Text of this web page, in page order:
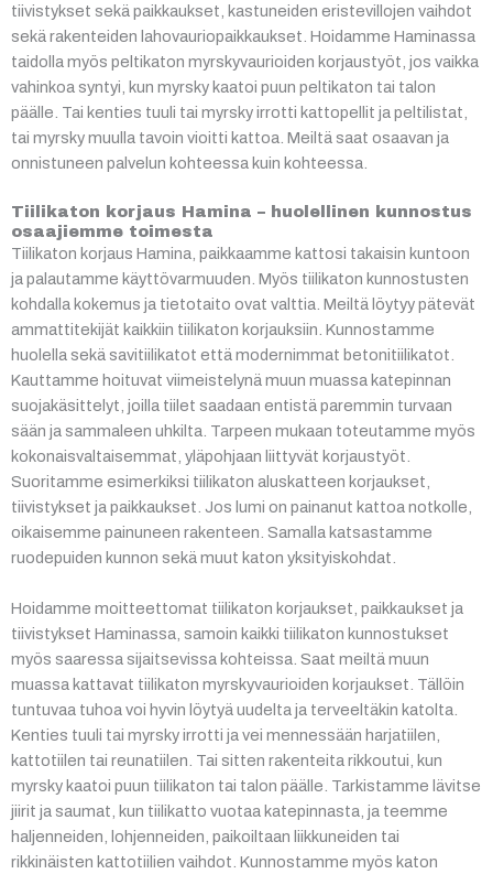
tiivistykset sekä paikkaukset, kastuneiden eristevillojen vaihdot
sekä rakenteiden lahovauriopaikkaukset. Hoidamme Haminassa
taidolla myös peltikaton myrskyvaurioiden korjaustyöt, jos vaikka
vahinkoa syntyi, kun myrsky kaatoi puun peltikaton tai talon
päälle. Tai kenties tuuli tai myrsky irrotti kattopellit ja peltilistat,
tai myrsky muulla tavoin vioitti kattoa. Meiltä saat osaavan ja
onnistuneen palvelun kohteessa kuin kohteessa.
Tiilikaton korjaus Hamina – huolellinen kunnostus
osaajiemme toimesta
Tiilikaton korjaus Hamina, paikkaamme kattosi takaisin kuntoon
ja palautamme käyttövarmuuden. Myös tiilikaton kunnostusten
kohdalla kokemus ja tietotaito ovat valttia. Meiltä löytyy pätevät
ammattitekijät kaikkiin tiilikaton korjauksiin. Kunnostamme
huolella sekä savitiilikatot että modernimmat betonitiilikatot.
Kauttamme hoituvat viimeistelynä muun muassa katepinnan
suojakäsittelyt, joilla tiilet saadaan entistä paremmin turvaan
sään ja sammaleen uhkilta. Tarpeen mukaan toteutamme myös
kokonaisvaltaisemmat, yläpohjaan liittyvät korjaustyöt.
Suoritamme esimerkiksi tiilikaton aluskatteen korjaukset,
tiivistykset ja paikkaukset. Jos lumi on painanut kattoa notkolle,
oikaisemme painuneen rakenteen. Samalla katsastamme
ruodepuiden kunnon sekä muut katon yksityiskohdat.
Hoidamme moitteettomat tiilikaton korjaukset, paikkaukset ja
tiivistykset Haminassa, samoin kaikki tiilikaton kunnostukset
myös saaressa sijaitsevissa kohteissa. Saat meiltä muun
muassa kattavat tiilikaton myrskyvaurioiden korjaukset. Tällöin
tuntuvaa tuhoa voi hyvin löytyä uudelta ja terveeltäkin katolta.
Kenties tuuli tai myrsky irrotti ja vei mennessään harjatiilen,
kattotiilen tai reunatiilen. Tai sitten rakenteita rikkoutui, kun
myrsky kaatoi puun tiilikaton tai talon päälle. Tarkistamme lävitse
jiirit ja saumat, kun tiilikatto vuotaa katepinnasta, ja teemme
haljenneiden, lohjenneiden, paikoiltaan liikkuneiden tai
rikkinäisten kattotiilien vaihdot. Kunnostamme myös katon